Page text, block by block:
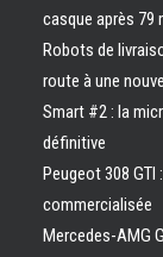
casque après 79
Robots de
route à une
Smart #2 : la
définitive
Peugeot 308
commercialisée
Mercedes-AMG